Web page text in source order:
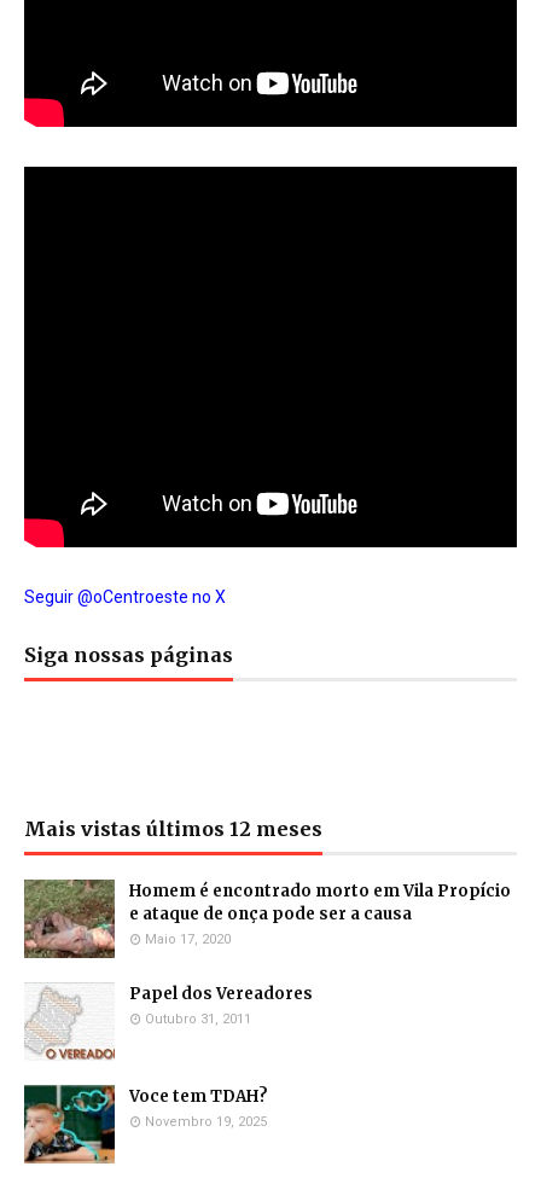
Seguir @oCentroeste no X
Siga nossas páginas
Mais vistas últimos 12 meses
Homem é encontrado morto em Vila Propício
e ataque de onça pode ser a causa
Maio 17, 2020
Papel dos Vereadores
Outubro 31, 2011
Voce tem TDAH?
Novembro 19, 2025